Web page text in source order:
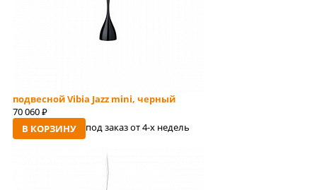
подвесной Vibia Jazz mini, черный
70 060 руб
В КОРЗИНУ под заказ от 4-x недель